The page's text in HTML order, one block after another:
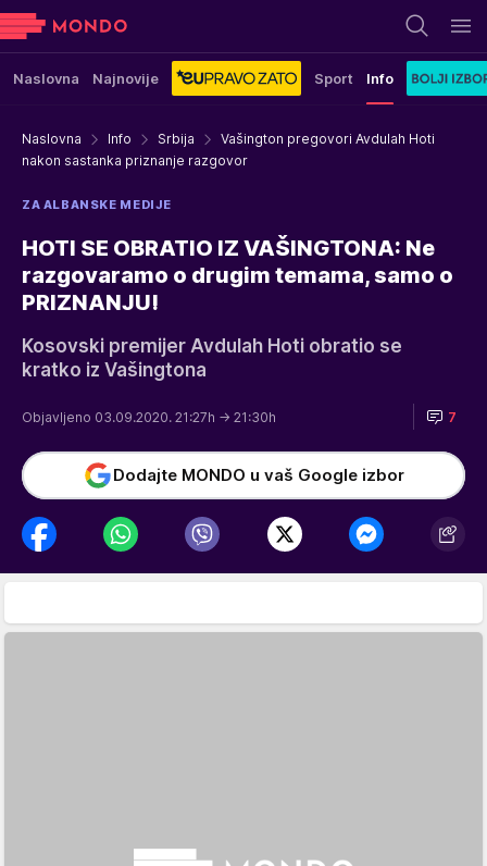
Naslovna Najnovije Sport Info
Naslovna Info Srbija
Vašington pregovori Avdulah Hoti
nakon sastanka priznanje razgovor
ZA ALBANSKE MEDIJE
HOTI SE OBRATIO IZ VAŠINGTONA: Ne
razgovaramo o drugim temama, samo o
PRIZNANJU!
Kosovski premijer Avdulah Hoti obratio se
kratko iz Vašingtona
Objavljeno 03.09.2020. 21:27h → 21:30h 7
Dodajte MONDO u vaš Google izbor